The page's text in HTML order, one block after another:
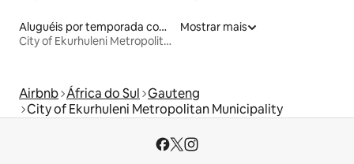
Aluguéis por temporada com sauna
City of Ekurhuleni Metropolitan Municipality
Mostrar mais
Airbnb África do Sul Gauteng
City of Ekurhuleni Metropolitan Municipality